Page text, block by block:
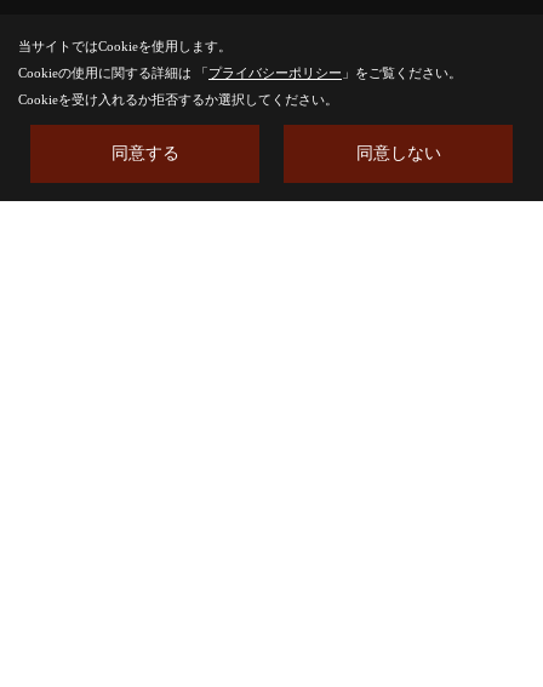
当サイトではCookieを使用します。
Cookieの使用に関する詳細は 「プライバシーポリシー 」をご覧ください。
Cookieを受け入れるか拒否するか選択してください。
同意する 同意しない